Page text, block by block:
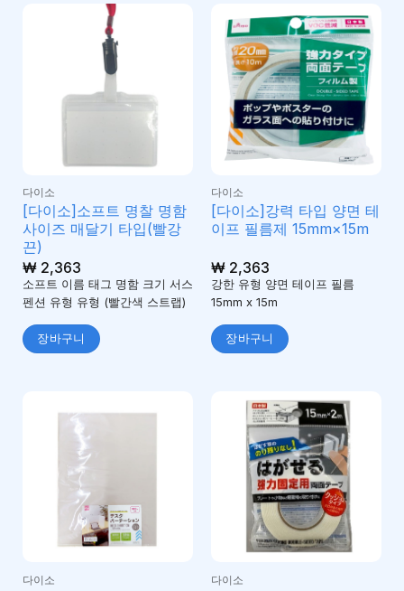
다이소
[다이소]소프트 명찰 명함
사이즈 매달기 타입(빨강
끈)
₩2,363
소프트 이름 태그 명함 크기 서스
펜션 유형 유형 (빨간색 스트랩)
장바구니
다이소
[다이소]강력 타입 양면 테
이프 필름제 15mm×15m
₩2,363
강한 유형 양면 테이프 필름
15mm x 15m
장바구니
다이소 다이소